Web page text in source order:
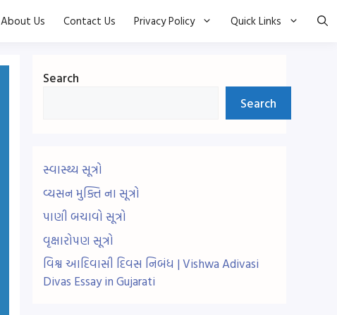
About Us Contact Us Privacy Policy Quick Links
Search
Search
સ્વાસ્થ્ય સૂત્રો
વ્યસન મુક્તિ ના સૂત્રો
પાણી બચાવો સૂત્રો
વૃક્ષારોપણ સૂત્રો
વિશ્વ આદિવાસી દિવસ નિબંધ | Vishwa Adivasi
Divas Essay in Gujarati